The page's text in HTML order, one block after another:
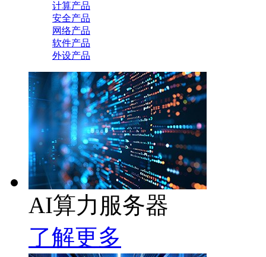
计算产品
安全产品
网络产品
软件产品
外设产品
AI算力服务器
了解更多